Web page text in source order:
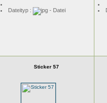
Dateityp :
Sticker 57